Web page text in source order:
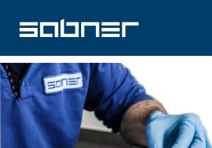
contenu